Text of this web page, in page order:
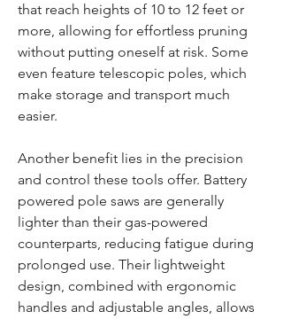
that reach heights of 10 to 12 feet or
more, allowing for effortless pruning
without putting oneself at risk. Some
even feature telescopic poles, which
make storage and transport much
easier.
Another benefit lies in the precision
and control these tools offer. Battery
powered pole saws are generally
lighter than their gas-powered
counterparts, reducing fatigue during
prolonged use. Their lightweight
design, combined with ergonomic
handles and adjustable angles, allows